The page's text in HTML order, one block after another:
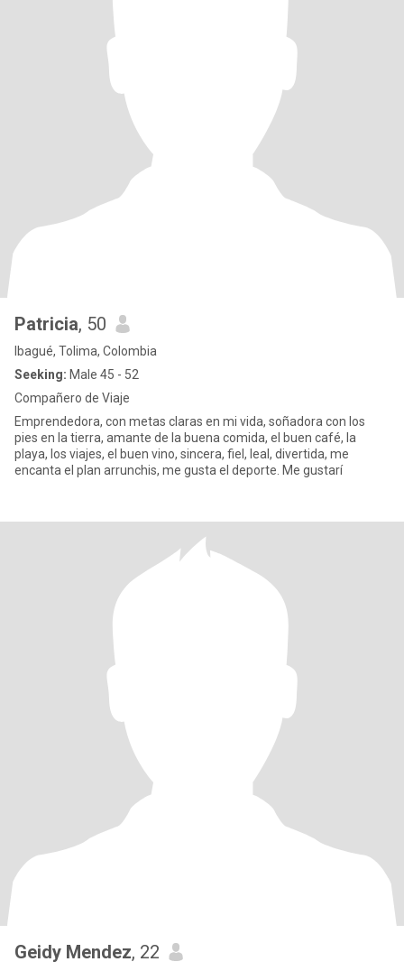
Patricia, 50
Ibagué, Tolima, Colombia
Seeking: Male 45 - 52
Compañero de Viaje
Emprendedora, con metas claras en mi vida, soñadora con los
pies en la tierra, amante de la buena comida, el buen café, la
playa, los viajes, el buen vino, sincera, fiel, leal, divertida, me
encanta el plan arrunchis, me gusta el deporte. Me gustarí
Geidy Mendez, 22